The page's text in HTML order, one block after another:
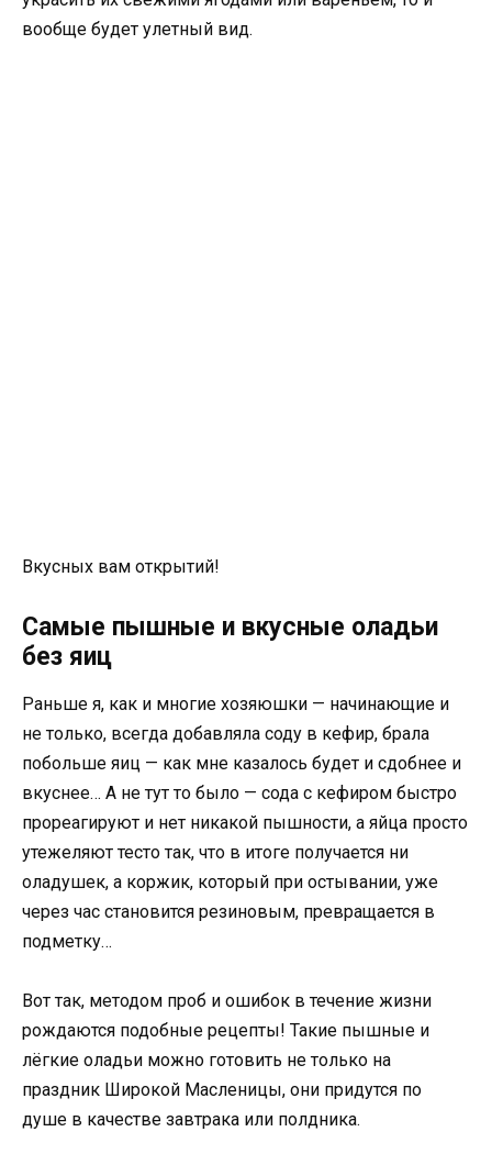
вообще будет улетный вид.
Вкусных вам открытий!
Самые пышные и вкусные оладьи
без яиц
Раньше я, как и многие хозяюшки — начинающие и
не только, всегда добавляла соду в кефир, брала
побольше яиц — как мне казалось будет и сдобнее и
вкуснее… А не тут то было — сода с кефиром быстро
прореагируют и нет никакой пышности, а яйца просто
утежеляют тесто так, что в итоге получается ни
оладушек, а коржик, который при остывании, уже
через час становится резиновым, превращается в
подметку…
Вот так, методом проб и ошибок в течение жизни
рождаются подобные рецепты! Такие пышные и
лёгкие оладьи можно готовить не только на
праздник Широкой Масленицы, они придутся по
душе в качестве завтрака или полдника.